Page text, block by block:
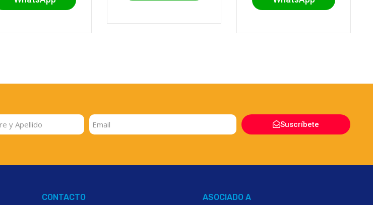
Suscríbete
CONTACTO ASOCIADO A